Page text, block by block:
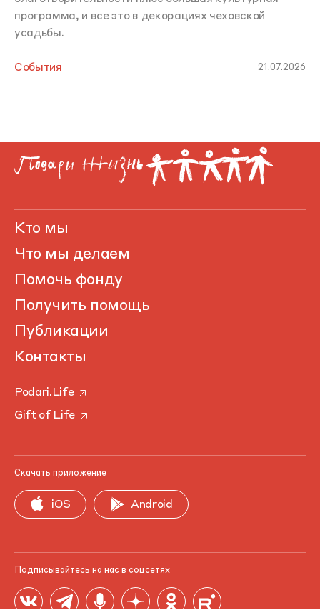
программа, и все это в декорациях чеховской
усадьбы.
События 21.07.2026
Кто мы
Что мы делаем
Помочь фонду
Получить помощь
Публикации
Контакты
Podari.Life
Gift of Life
Скачать приложение
iOS Android
Подписывайтесь на нас в соцсетях